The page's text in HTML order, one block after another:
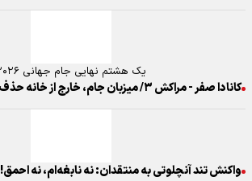
یک هشتم نهایی جام جهانی ۲۰۲۶
کانادا صفر - مراکش ۳/ میزبان جام، خارج از خانه حذف شد!
واکنش تند آنچلوتی به منتقدان: نه نابغه‌ام، نه احمق!